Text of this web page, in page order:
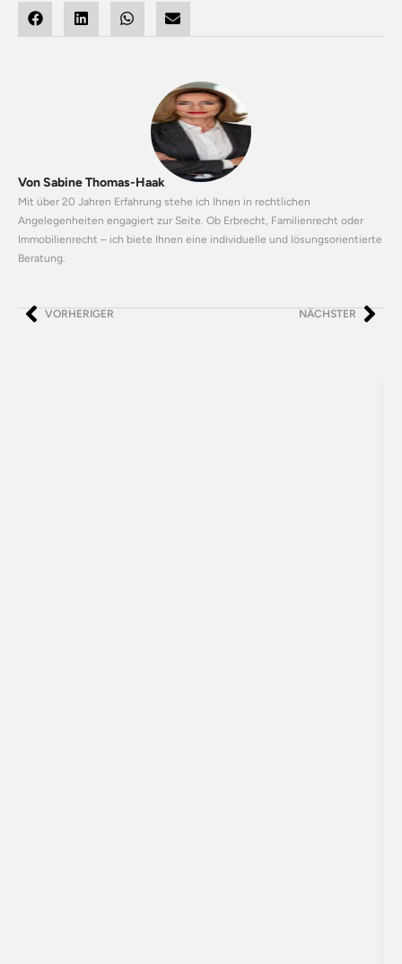
Von Sabine Thomas-Haak
Mit über 20 Jahren Erfahrung stehe ich Ihnen in rechtlichen
Angelegenheiten engagiert zur Seite. Ob Erbrecht, Familienrecht oder
Immobilienrecht – ich biete Ihnen eine individuelle und lösungsorientierte
Beratung.
VORHERIGER NÄCHSTER